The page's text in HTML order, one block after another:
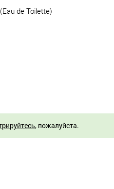
de Toilette)
, пожалуйста.